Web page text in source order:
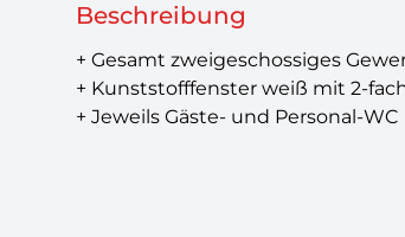
Beschreibung
+ Gesamt zweigeschossiges
+ Kunststofffenster weiß mit 2-
+ Jeweils Gäste- und Personal-WC